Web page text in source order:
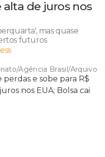
alta de juros nos
mas quase
futuros
Agência Brasil/Arquivo